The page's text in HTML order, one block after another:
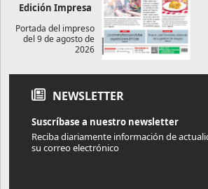
Edición Impresa
Portada del impreso
del 9 de agosto de
2026
NEWSLETTER
Suscríbase a nuestro newsletter
Reciba diariamente información de
su correo electrónico